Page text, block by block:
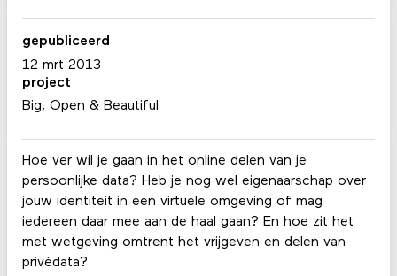
Hoe ver wil je gaan in het online delen van je
persoonlijke data? Heb je nog wel eigenaarschap over
jouw identiteit in een virtuele omgeving of mag
iedereen daar mee aan de haal gaan? En hoe zit het
met wetgeving omtrent het vrijgeven en delen van
privédata?
gepubliceerd
12 mrt 2013
project
Big, Open & Beautiful